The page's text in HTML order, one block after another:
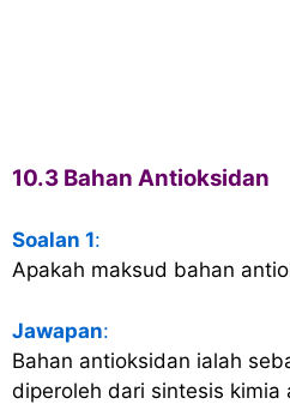
10.3 Bahan Antioksidan
Soalan 1:
Apakah maksud bahan
Jawapan:
Bahan antioksidan ialah
diperoleh dari sintesis kimia